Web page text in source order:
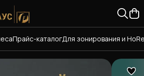
Прайс-каталогДля зонирования и